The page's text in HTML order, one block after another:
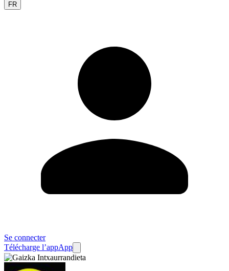
FR
Se connecter
Télécharge l’appApp